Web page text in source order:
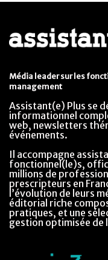
Média leader sur les
management
Assistant(e) Plus se
informationnel
web, newsletters
événements.
Il accompagne
fonctionnel(le)s,
millions de
prescripteurs en
l’évolution de leurs
éditorial riche
pratiques, et une
gestion optimisée de